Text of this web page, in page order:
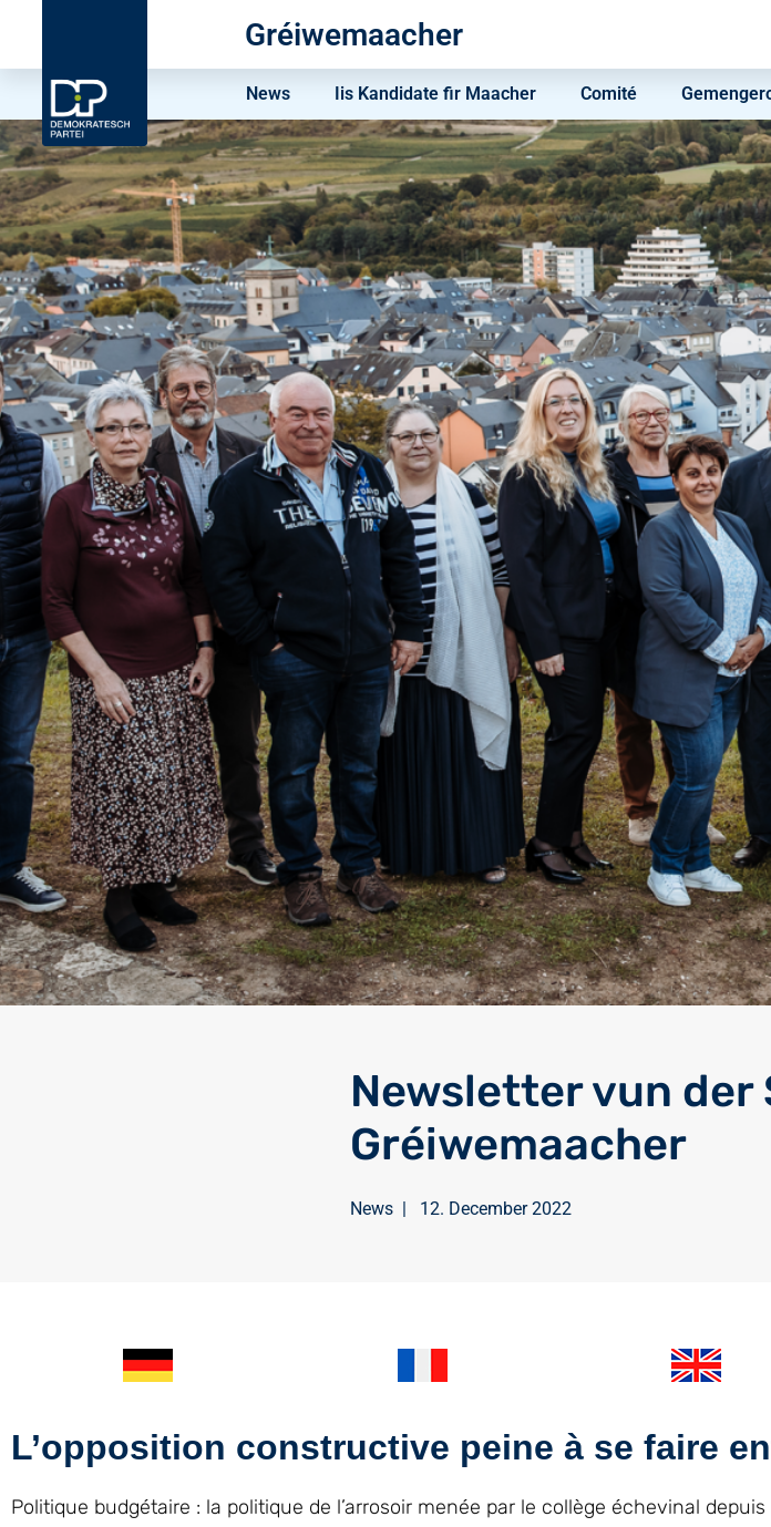
Gréiwemaacher
News Iis Kandidate fir Maacher Comité
Newsletter vun der
Gréiwemaacher
News| 12. December 2022
L’opposition constructive peine à se faire
Politique budgétaire : la politique de l’arrosoir menée par le collège échevinal